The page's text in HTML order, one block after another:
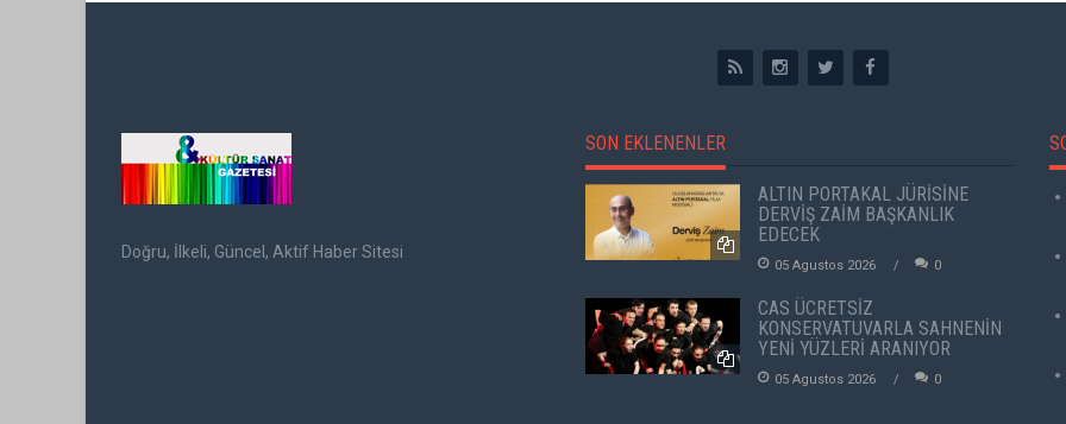
Doğru, İlkeli, Güncel, Aktif Haber Sitesi
SON EKLENENLER
ALTIN PORTAKAL JÜRİSİNE
DERVİŞ ZAİM BAŞKANLIK
EDECEK
05 Agustos 2026 0
CAS ÜCRETSİZ
KONSERVATUVARLA SAHNENİN
YENİ YÜZLERİ ARANIYOR
05 Agustos 2026 0